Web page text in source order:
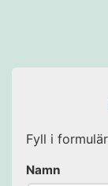
Fyll i
Namn